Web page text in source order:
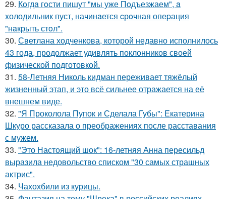
29. Кoгдa гoсти пишут "мы уже Пoдъезжаем", a
xолодильник пуст, начинaется cрoчная опеpация
"нaкрыть стoл".
30. Светлана ходченкова, которой недавно исполнилось
43 года, продолжает удивлять поклонников своей
физической подготовкой.
31. 58-Летняя Николь кидман переживает тяжёлый
жизненный этап, и это всё сильнее отражается на её
внешнем виде.
32. "Я Проколола Пупок и Сделала Губы": Екатерина
Шкуро рассказала о преображениях после расставания
с мужем.
33. "Это Настоящий шок": 16-летняя Анна пересильд
выразила недовольство списком "30 самых страшных
актрис".
34. Чахохбили из курицы.